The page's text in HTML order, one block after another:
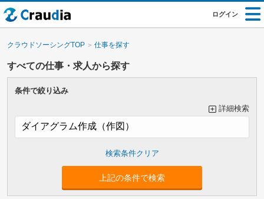
ログイン
クラウドソーシングTOP 仕事を探す
すべての仕事・求人から探す
条件で絞り込み
詳細検索
上記の条件で検索